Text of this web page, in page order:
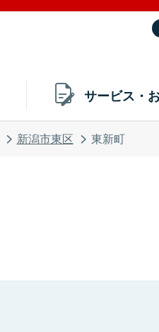
サービス・
新潟市東区 東新町